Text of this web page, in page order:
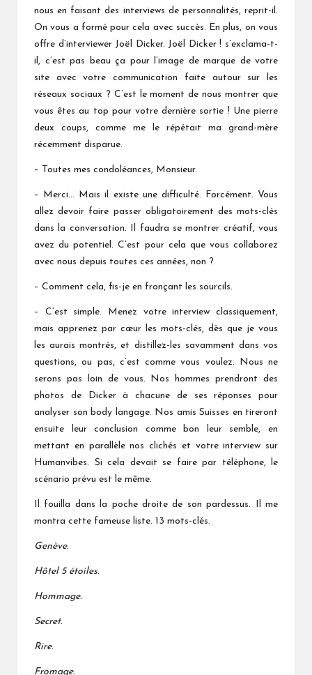
nous en faisant des interviews de personnalités, reprit-il.
On vous a formé pour cela avec succès. En plus, on vous
offre d’interviewer Joël Dicker. Joël Dicker ! s’exclama-t-
il, c’est pas beau ça pour l’image de marque de votre
site avec votre communication faite autour sur les
réseaux sociaux ? C’est le moment de nous montrer que
vous êtes au top pour votre dernière sortie ! Une pierre
deux coups, comme me le répétait ma grand-mère
récemment disparue.
– Toutes mes condoléances, Monsieur.
– Merci… Mais il existe une difficulté. Forcément. Vous
allez devoir faire passer obligatoirement des mots-clés
dans la conversation. Il faudra se montrer créatif, vous
avez du potentiel. C’est pour cela que vous collaborez
avec nous depuis toutes ces années, non ?
– Comment cela, fis-je en fronçant les sourcils.
– C’est simple. Menez votre interview classiquement,
mais apprenez par cœur les mots-clés, dès que je vous
les aurais montrés, et distillez-les savamment dans vos
questions, ou pas, c’est comme vous voulez. Nous ne
serons pas loin de vous. Nos hommes prendront des
photos de Dicker à chacune de ses réponses pour
analyser son body langage. Nos amis Suisses en tireront
ensuite leur conclusion comme bon leur semble, en
mettant en parallèle nos clichés et votre interview sur
Humanvibes. Si cela devait se faire par téléphone, le
scénario prévu est le même.
Il fouilla dans la poche droite de son pardessus. Il me
montra cette fameuse liste. 13 mots-clés.
Genève.
Hôtel 5 étoiles.
Hommage.
Secret.
Rire.
Fromage.